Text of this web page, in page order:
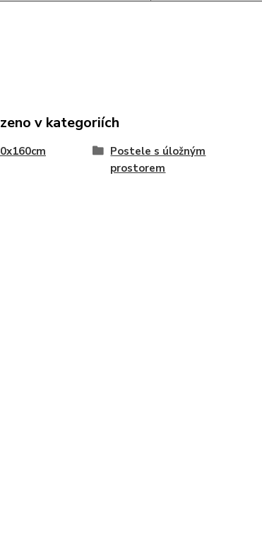
v kategoriích
Postele s úložným
prostorem